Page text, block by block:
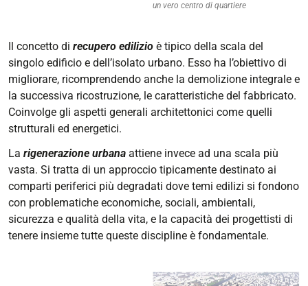
un vero centro di quartiere
Il concetto di recupero edilizio è tipico della scala del
singolo edificio e dell’isolato urbano. Esso ha l’obiettivo di
migliorare, ricomprendendo anche la demolizione integrale e
la successiva ricostruzione, le caratteristiche del fabbricato.
Coinvolge gli aspetti generali architettonici come quelli
strutturali ed energetici.
La rigenerazione urbana attiene invece ad una scala più
vasta. Si tratta di un approccio tipicamente destinato ai
comparti periferici più degradati dove temi edilizi si fondono
con problematiche economiche, sociali, ambientali,
sicurezza e qualità della vita, e la capacità dei progettisti di
tenere insieme tutte queste discipline è fondamentale.